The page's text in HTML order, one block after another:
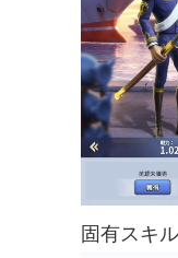
固有スキ